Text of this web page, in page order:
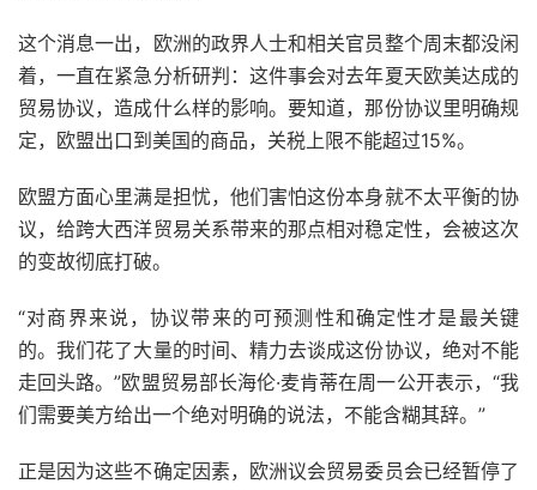
这个消息一出，欧洲的政界人士和相关官员整个周末都没闲
着，一直在紧急分析研判：这件事会对去年夏天欧美达成的
贸易协议，造成什么样的影响。要知道，那份协议里明确规
定，欧盟出口到美国的商品，关税上限不能超过15%。
欧盟方面心里满是担忧，他们害怕这份本身就不太平衡的协
议，给跨大西洋贸易关系带来的那点相对稳定性，会被这次
的变故彻底打破。
“对商界来说，协议带来的可预测性和确定性才是最关键
的。我们花了大量的时间、精力去谈成这份协议，绝对不能
走回头路。”欧盟贸易部长海伦·麦肯蒂在周一公开表示，“我
们需要美方给出一个绝对明确的说法，不能含糊其辞。”
正是因为这些不确定因素，欧洲议会贸易委员会已经暂停了